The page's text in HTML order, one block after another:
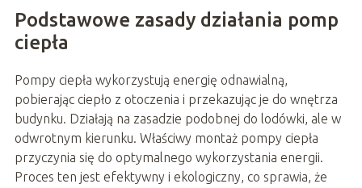
Podstawowe zasady działania pomp
ciepła
Pompy ciepła wykorzystują energię odnawialną,
pobierając ciepło z otoczenia i przekazując je do wnętrza
budynku. Działają na zasadzie podobnej do lodówki, ale w
odwrotnym kierunku. Właściwy montaż pompy ciepła
przyczynia się do optymalnego wykorzystania energii.
Proces ten jest efektywny i ekologiczny, co sprawia, że